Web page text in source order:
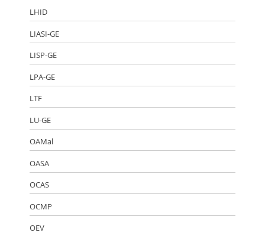
LHID
LIASI-GE
LISP-GE
LPA-GE
LTF
LU-GE
OAMal
OASA
OCAS
OCMP
OEV